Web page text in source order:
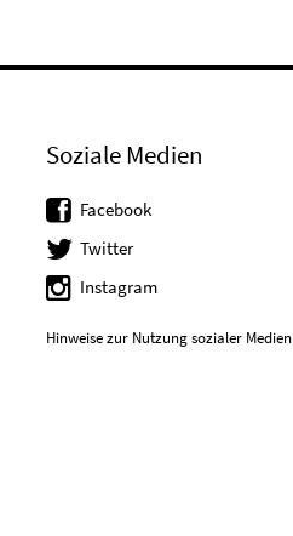
Soziale Medien
Facebook
Twitter
Instagram
Hinweise zur Nutzung sozialer Medien